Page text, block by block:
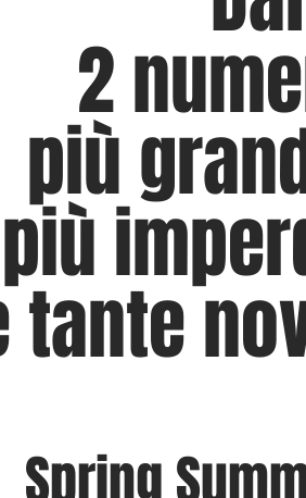
2
più
più
tante
Spring